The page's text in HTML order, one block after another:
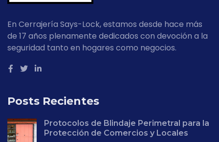
En Cerrajería Says-Lock, estamos desde hace más
de 17 años plenamente dedicados con devoción a la
seguridad tanto en hogares como negocios.
Posts Recientes
Protocolos de Blindaje Perimetral para la
Protección de Comercios y Locales